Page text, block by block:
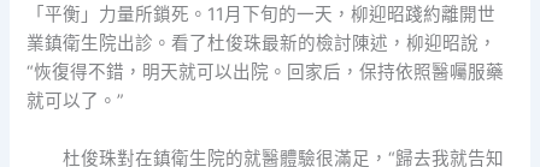
「平衡」力量所鎖死。11月下旬的一天，柳迎昭踐約離開世
業鎮衛生院出診。看了杜俊珠最新的檢討陳述，柳迎昭說，
“恢復得不錯，明天就可以出院。回家后，保持依照醫囑服藥
就可以了。”
杜俊珠對在鎮衛生院的就醫體驗很滿足，“歸去我就告知